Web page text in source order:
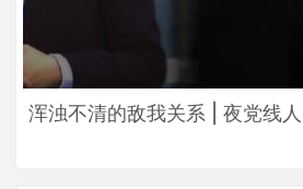
浑浊不清的敌我关系 | 夜党线人